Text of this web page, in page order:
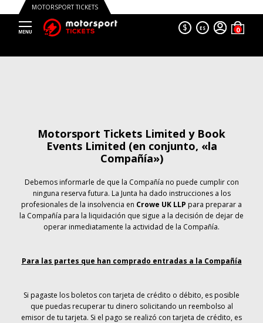
MOTORSPORT TICKETS
$ ES
Motorsport Tickets Limited y Book
Events Limited (en conjunto, «la
Compañía»)
Debemos informarle de que la Compañía no puede cumplir con
ninguna reserva futura. La Junta ha dado instrucciones a los
profesionales de la insolvencia en Crowe UK LLP para preparar a
la Compañía para la liquidación que sigue a la decisión de dejar de
operar inmediatamente la actividad de la Compañía.
Para las partes que han comprado entradas a la Compañía
Si pagaste los boletos con tarjeta de crédito o débito, es posible
que puedas recuperar tu dinero solicitando un reembolso al
emisor de tu tarjeta. Si el pago se realizó con tarjeta de crédito, es